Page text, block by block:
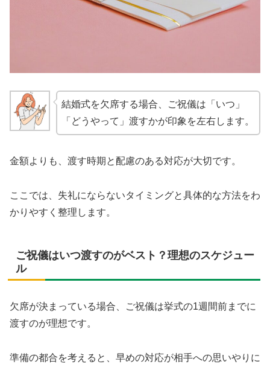
結婚式を欠席する場合、ご祝儀は「いつ」
「どうやって」渡すかが印象を左右します。
金額よりも、渡す時期と配慮のある対応が大切です。
ここでは、失礼にならないタイミングと具体的な方法をわ
かりやすく整理します。
ご祝儀はいつ渡すのがベスト？理想のスケジュー
ル
欠席が決まっている場合、ご祝儀は挙式の1週間前までに
渡すのが理想です。
準備の都合を考えると、早めの対応が相手への思いやりに